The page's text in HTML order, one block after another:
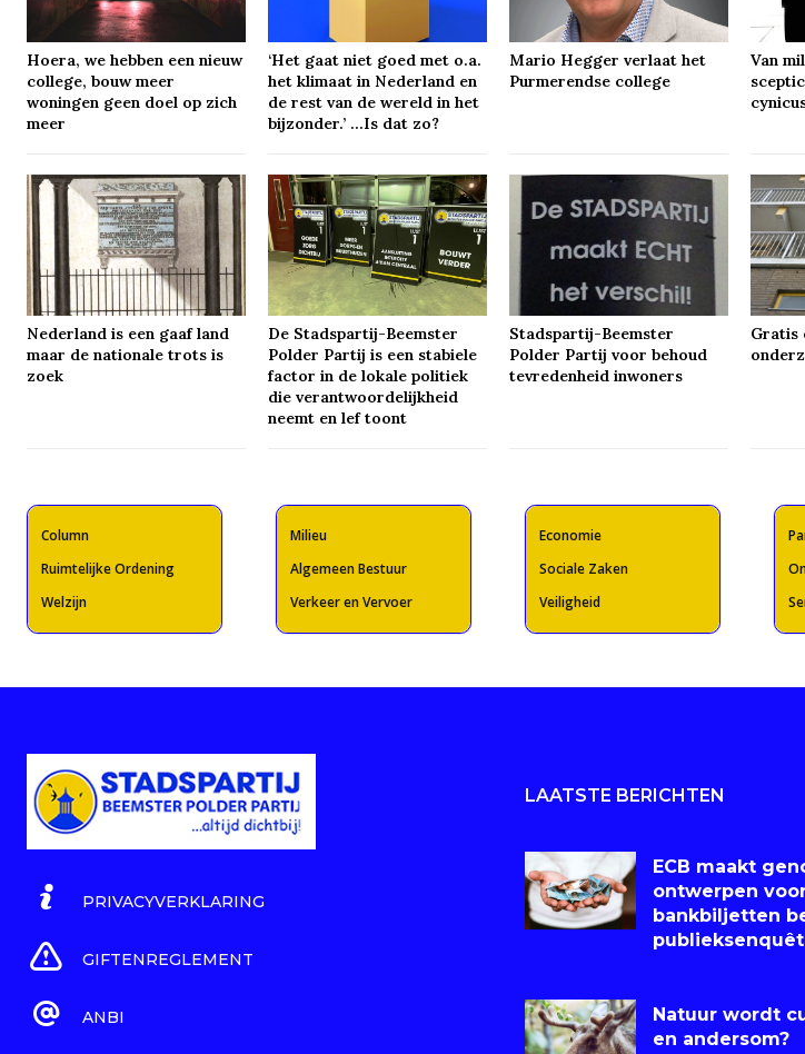
Hoera, we hebben een nieuw
college, bouw meer
woningen geen doel op zich
meer
‘Het gaat niet goed met o.a.
het klimaat in Nederland en
de rest van de wereld in het
bijzonder.’ …Is dat zo?
Mario Hegger verlaat het
Purmerendse college
Van
Nederland is een gaaf land
maar de nationale trots is
zoek
De Stadspartij-Beemster
Polder Partij is een stabiele
factor in de lokale politiek
die verantwoordelijkheid
neemt en lef toont
Stadspartij-Beemster
Polder Partij voor behoud
tevredenheid inwoners
Gratis
Column
Ruimtelijke Ordening
Welzijn
Milieu
Algemeen Bestuur
Verkeer en Vervoer
Economie
Sociale Zaken
Veiligheid
PRIVACYVERKLARING
GIFTENREGLEMENT
ANBI
LAATSTE BERICHTEN
ECB maakt
ontwerpen
bankbiljetten
Natuur wordt
en andersom?